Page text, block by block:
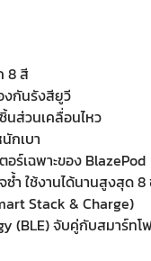
8 สี
งกันรังสียูวี
นส่วนเคลื่อนไหว
กเบา
ร์เฉพาะของ BlazePod
ำ ใช้งานได้นานสูงสุด
Stack & Charge)
(BLE) จับคู่กับสมาร์ท